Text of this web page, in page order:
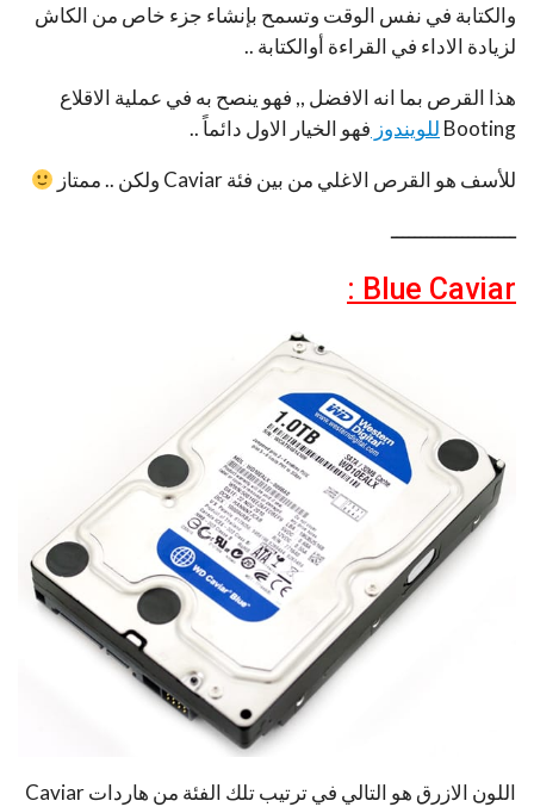
والكتابة في نفس الوقت وتسمح بإنشاء جزء خاص من الكاش
لزيادة الاداء في القراءة أوالكتابة ..
هذا القرص بما انه الافضل ,, فهو ينصح به في عملية الاقلاع
Booting للويندوز فهو الخيار الاول دائماً ..
للأسف هو القرص الاغلي من بين فئة Caviar ولكن .. ممتاز
ـــــــــــــــــــــ
Blue Caviar :
اللون الازرق هو التالي في ترتيب تلك الفئة من هاردات Caviar